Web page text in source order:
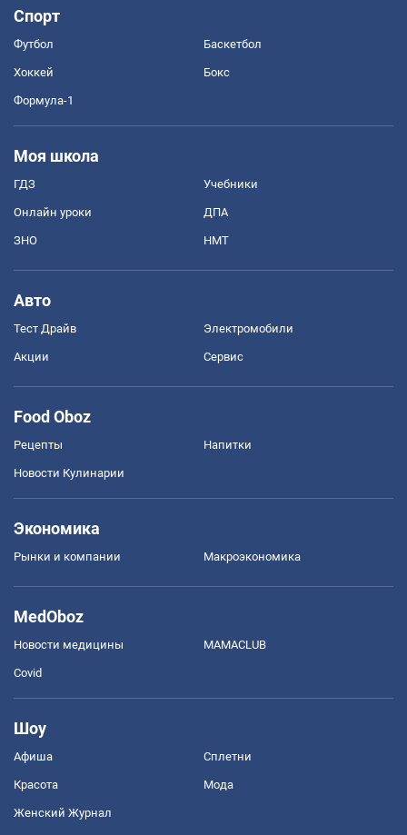
Спорт
Футбол Баскетбол
Хоккей Бокс
Формула-1
Моя школа
ГДЗ Учебники
Онлайн уроки ДПА
ЗНО НМТ
Авто
Тест Драйв Электромобили
Акции Сервис
Food Oboz
Рецепты Напитки
Новости Кулинарии
Экономика
Рынки и компании Mакроэкономика
MedOboz
Новости медицины MAMACLUB
Covid
Шоу
Афиша Сплетни
Красота Мода
Женский Журнал